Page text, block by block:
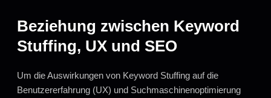
Beziehung zwischen Keyword
Stuffing, UX und SEO
Um die Auswirkungen von Keyword Stuffing auf die
Benutzererfahrung (UX) und Suchmaschinenoptimierung